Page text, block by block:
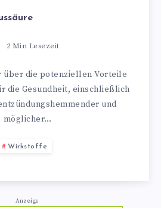
2 Min Lesezeit
über die potenziellen Vorteile
die Gesundheit, einschließlich
und
möglicher…
Wirkstoffe
Anzeige